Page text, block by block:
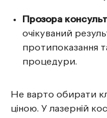
Прозора
очікуваний
протипоказання
процедури.
Не варто обирати
ціною. У лазерній